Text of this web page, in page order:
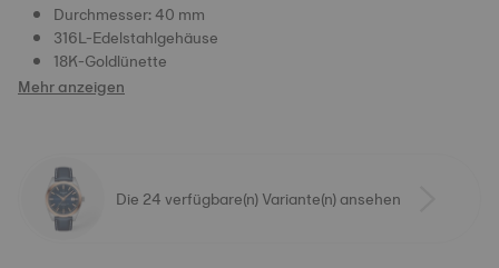
Durchmesser: 40 mm
316L-Edelstahlgehäuse
18K-Goldlünette
Mehr anzeigen
Die 24 verfügbare(n) Variante(n) ansehen